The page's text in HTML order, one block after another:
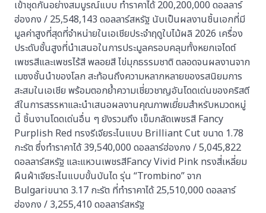
เข้าชุดกันอย่างสมบูรณ์แบบ ทำราคาได้ 200,200,000 ดอลลาร์
ฮ่องกง / 25,548,143 ดอลลาร์สหรัฐ นับเป็นผลงานชิ้นเอกที่มี
มูลค่าสูงที่สุดที่จำหน่ายในเอเชียประจำฤดูใบไม้ผลิ 2026 เครื่อง
ประดับชั้นสูงที่นำเสนอในการประมูลครอบคลุมทั้งหยกเจไดต์
เพชรสีและเพชรไร้สี พลอยสี ไข่มุกธรรมชาติ ตลอดจนผลงานจาก
เมซงชั้นนำของโลก สะท้อนถึงความหลากหลายของรสนิยมการ
สะสมในเอเชีย พร้อมตอกย้ำความเชี่ยวชาญอันโดดเด่นของคริสตี
ส์ในการสรรหาและนำเสนอผลงานคุณภาพเยี่ยมสำหรับหมวดหมู่
นี้ ชิ้นงานโดดเด่นอื่น ๆ ยังรวมถึง เข็มกลัดเพชรสี Fancy
Purplish Red ทรงรีเจียระไนแบบ Brilliant Cut ขนาด 1.78
กะรัต ซึ่งทำราคาได้ 39,540,000 ดอลลาร์ฮ่องกง / 5,045,822
ดอลลาร์สหรัฐ และแหวนเพชรสีFancy Vivid Pink ทรงสี่เหลี่ยม
ผืนผ้าเจียระไนแบบขั้นบันได รุ่น “Trombino” จาก
Bulgariขนาด 3.17 กะรัต ที่ทำราคาได้ 25,510,000 ดอลลาร์
ฮ่องกง / 3,255,410 ดอลลาร์สหรัฐ